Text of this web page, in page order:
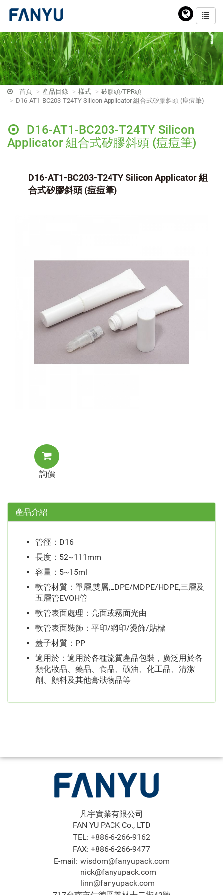
首頁 產品目錄 樣式
矽膠頭/TPR頭
D16-AT1-BC203-T24TY Silicon Applicator 組合式矽膠斜頭 (痘痘筆)
D16-AT1-BC203-T24TY Silicon
Applicator 組合式矽膠斜頭 (痘痘筆)
D16-AT1-BC203-T24TY Silicon Applicator 組
合式矽膠斜頭 (痘痘筆)
詢價
產品介紹
管徑：D16
長度：52~111mm
容量：5~15ml
軟管材質：單層,雙層,LDPE/MDPE/HDPE,三層及
五層管EVOH管
軟管表面處理：亮面或霧面光由
軟管表面裝飾：平印/網印/燙飾/貼標
蓋子材質：PP
適用於：適用於各種流質產品包裝，廣泛用於各
類化妝品、藥品、食品、礦油、化工品、清潔
劑、顏料及其他膏狀物品等
凡宇實業有限公司
FAN YU PACK Co., LTD
TEL: +886-6-266-9162
FAX: +886-6-266-9477
E-mail: wisdom@fanyupack.com
nick@fanyupack.com
linn@fanyupack.com